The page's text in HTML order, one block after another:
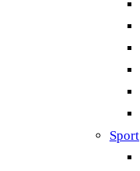
Sport